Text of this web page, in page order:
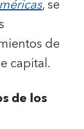
, se
de
capital.
de los